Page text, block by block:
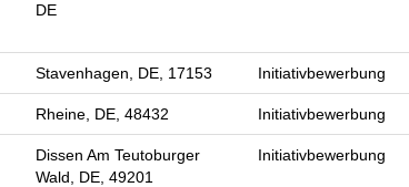
DE
Stavenhagen, DE, 17153 Initiativbewerbung
Rheine, DE, 48432 Initiativbewerbung
Dissen Am Teutoburger
Wald, DE, 49201
Initiativbewerbung